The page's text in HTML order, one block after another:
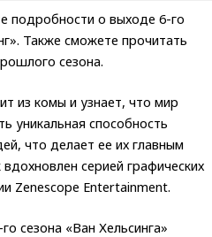
подробности о выходе 6-го
Также сможете прочитать
сезона.
из комы и узнает, что мир
уникальная способность
что делает ее их главным
серией графических
Zenescope Entertainment.
сезона «Ван Хельсинга»